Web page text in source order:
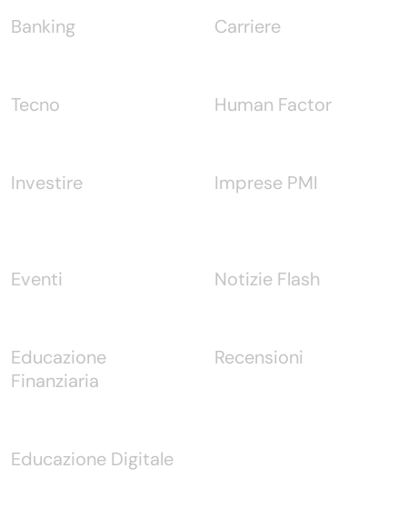
Banking
Tecno
Investire
Carriere
Human Factor
Imprese PMI
Eventi
Educazione
Finanziaria
Educazione Digitale
Notizie Flash
Recensioni